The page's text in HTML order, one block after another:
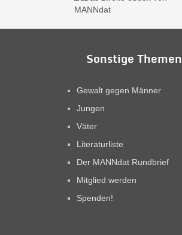
Sonstige Themen
Gewalt gegen Männer
Jungen
Väter
Literaturliste
Der MANNdat Rundbrief
Mitglied werden
Spenden!